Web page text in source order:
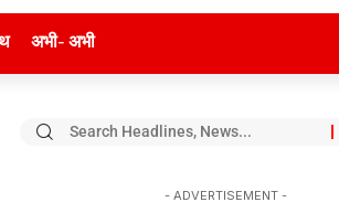
अभी- अभी
- ADVERTISEMENT -